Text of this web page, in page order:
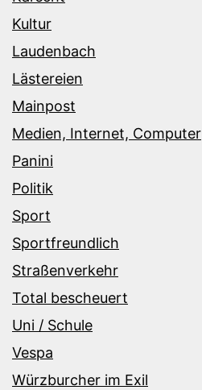
Kultur
Laudenbach
Lästereien
Mainpost
Medien, Internet, Computer
Panini
Politik
Sport
Sportfreundlich
Straßenverkehr
Total bescheuert
Uni / Schule
Vespa
Würzburcher im Exil